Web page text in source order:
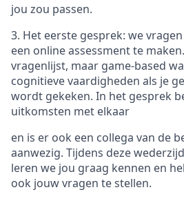
jou zou passen.
3. Het eerste gesprek: we
een online assessment te
vragenlijst, maar game-based
cognitieve vaardigheden als je
wordt gekeken. In het gesprek
uitkomsten met elkaar
en is er ook een collega van de
aanwezig. Tijdens deze
leren we jou graag kennen en
ook jouw vragen te stellen.